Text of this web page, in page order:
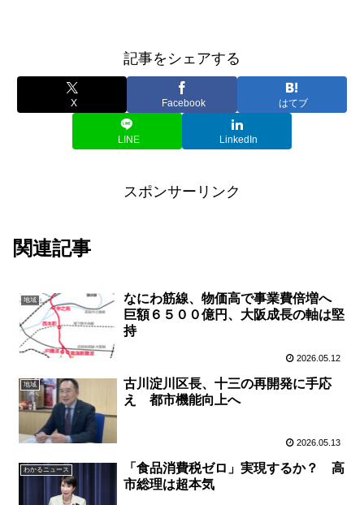
記事をシェアする
X Facebook はてブ
LINE LinkedIn
スポンサーリンク
関連記事
地域
なにわ筋線、物価高で事業費倍増へ
巨額６５００億円、大阪成長の軸は堅
持
2026.05.12
地域
古川淀川区長、十三の再開発に手応
え 都市機能向上へ
2026.05.13
わかるニュース
「食品消費税ゼロ」実現するか？ 高
市総理は超本気